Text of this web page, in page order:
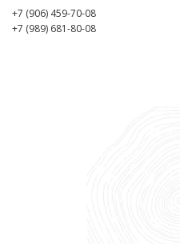
+7 (906) 459-70-08
+7 (989) 681-80-08